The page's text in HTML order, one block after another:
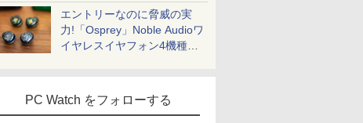
エントリーなのに脅威の実
力!「Osprey」Noble Audioワ
イヤレスイヤフォン4機種を
PC Watch をフォローする